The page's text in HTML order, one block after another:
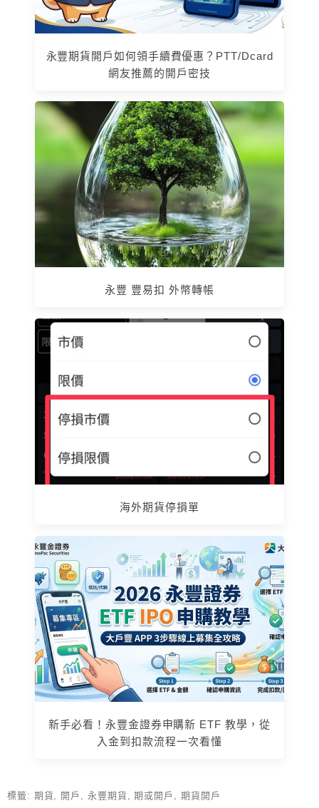
永豐期貨開戶如何領手續費優惠？PTT/Dcard
網友推薦的開戶密技
永豐 豐易扣 外幣轉帳
海外期貨停損單
新手必看！永豐金證券申購新 ETF 教學，從
入金到扣款流程一次看懂
標籤: 期貨 開戶 永豐期貨 ,期或開戶 期貨開戶